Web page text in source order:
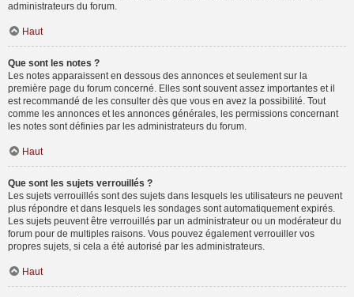
administrateurs du forum.
Haut
Que sont les notes ?
Les notes apparaissent en dessous des annonces et seulement sur la
première page du forum concerné. Elles sont souvent assez importantes et il
est recommandé de les consulter dès que vous en avez la possibilité. Tout
comme les annonces et les annonces générales, les permissions concernant
les notes sont définies par les administrateurs du forum.
Haut
Que sont les sujets verrouillés ?
Les sujets verrouillés sont des sujets dans lesquels les utilisateurs ne peuvent
plus répondre et dans lesquels les sondages sont automatiquement expirés.
Les sujets peuvent être verrouillés par un administrateur ou un modérateur du
forum pour de multiples raisons. Vous pouvez également verrouiller vos
propres sujets, si cela a été autorisé par les administrateurs.
Haut